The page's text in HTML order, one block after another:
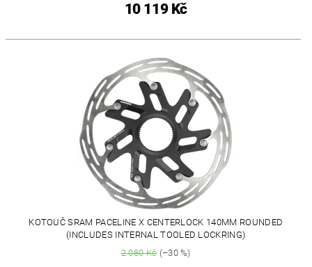
10 119 Kč
KOTOUČ SRAM PACELINE X CENTERLOCK 140MM ROUNDED
(INCLUDES INTERNAL TOOLED LOCKRING)
2 080 Kč(–30 %)